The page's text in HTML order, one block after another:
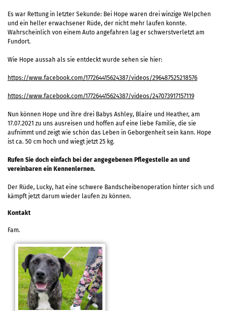
Es war Rettung in letzter Sekunde: Bei Hope waren drei winzige Welpchen
und ein heller erwachsener Rüde, der nicht mehr laufen konnte.
Wahrscheinlich von einem Auto angefahren lag er schwerstverletzt am
Fundort.
Wie Hope aussah als sie entdeckt wurde sehen sie hier:
https://www.facebook.com/177264415624387/videos/296487525218576
https://www.facebook.com/177264415624387/videos/247073917157119
Nun können Hope und ihre drei Babys Ashley, Blaire und Heather, am
17.07.2021 zu uns ausreisen und hoffen auf eine liebe Familie, die sie
aufnimmt und zeigt wie schön das Leben in Geborgenheit sein kann. Hope
ist ca. 50 cm hoch und wiegt jetzt 25 kg.
Rufen Sie doch einfach bei der angegebenen Pflegestelle an und
vereinbaren ein Kennenlernen.
Der Rüde, Lucky, hat eine schwere Bandscheibenoperation hinter sich und
kämpft jetzt darum wieder laufen zu können.
Kontakt
Fam.